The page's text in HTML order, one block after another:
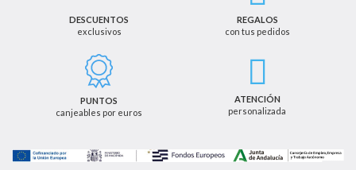
cancelación u oposición, así como los derechos
adicionales que le asisten a través de la dirección
de email info@farmaciaquintalegregranada.es, así
como a través de los medios detallados en la
información adicional sobre nuestra política de
privacidad que puede consultar en la dirección web
DESCUENTOS
exclusivos
REGALOS
con tus pedidos
PUNTOS
canjeables por euros
ATENCIÓN
personalizada